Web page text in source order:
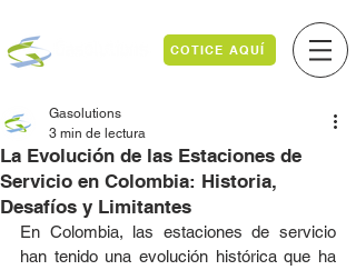
COTICE AQUÍ
La Evolución de las Estaciones de
Servicio en Colombia: Historia,
Desafíos y Limitantes
Gasolutions
3 min de lectura
En Colombia, las estaciones de servicio
han tenido una evolución histórica que ha